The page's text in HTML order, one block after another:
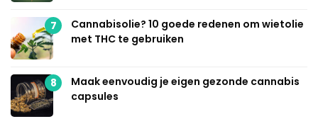
7
Cannabisolie? 10 goede redenen om wietolie
met THC te gebruiken
8
Maak eenvoudig je eigen gezonde cannabis
capsules